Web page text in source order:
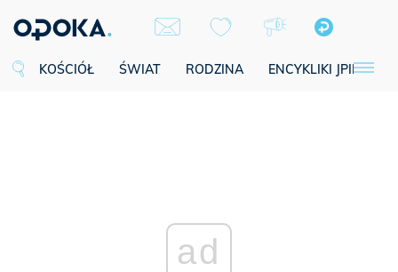
KOŚCIÓŁ ŚWIAT RODZINA ENCYKLIKI JPII
ad